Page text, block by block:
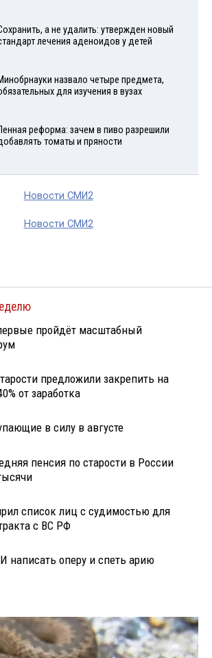
а не удалить: утвержден новый
лечения аденоидов у детей
назвало четыре предмета,
для изучения в вузах
реформа: зачем в пиво разрешили
томаты и пряности
Новости СМИ2
Новости СМИ2
пройдёт масштабный
предложили закрепить на
от заработка
в силу в августе
пенсия по старости в России
список лиц с судимостью для
с ВС РФ
написать оперу и спеть арию